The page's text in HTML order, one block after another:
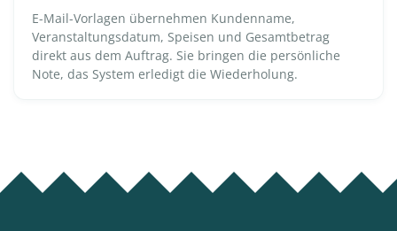
E-Mail-Vorlagen übernehmen Kundenname,
Veranstaltungsdatum, Speisen und Gesamtbetrag
direkt aus dem Auftrag. Sie bringen die persönliche
Note, das System erledigt die Wiederholung.